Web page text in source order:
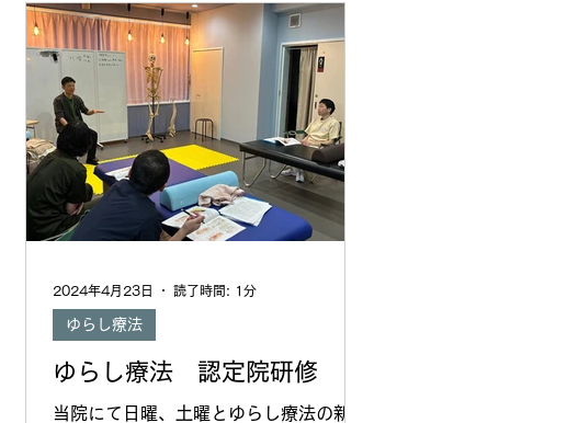
ゆらし療法 認定院研修
当院にて日曜、土曜とゆらし療法の新し
ゆらし療法
2024年4月23日 読了時間: 1分